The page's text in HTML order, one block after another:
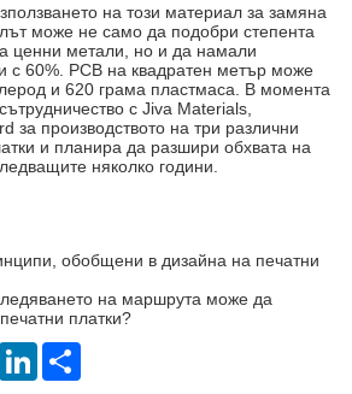
на този материал за замяна
може не само да подобри степента
ценни метали, но и да намали
с 60%. PCB на квадратен метър може
и 620 грама пластмаса. В момента
с Jiva Materials,
за производството на три различни
и планира да разшири обхвата на
няколко години.
обобщени в дизайна на печатни
на маршрута може да
платки?
LinkedInShare